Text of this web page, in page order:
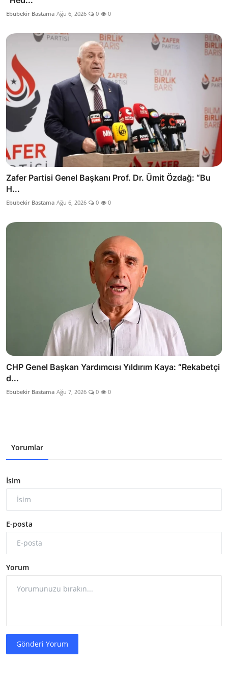
Ebubekir Bastama Ağu 6, 2026 0 0
Zafer Partisi Genel Başkanı Prof. Dr. Ümit Özdağ: “Bu
H...
Ebubekir Bastama Ağu 6, 2026 0 0
CHP Genel Başkan Yardımcısı Yıldırım Kaya: “Rekabetçi
d...
Ebubekir Bastama Ağu 7, 2026 0 0
Yorumlar
İsim
E-posta
Yorum
Gönderi Yorum